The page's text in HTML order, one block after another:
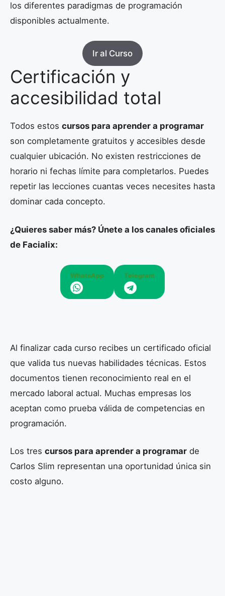
los diferentes paradigmas de programación
disponibles actualmente.
Ir al Curso
Certificación y
accesibilidad total
Todos estos cursos para aprender a programar
son completamente gratuitos y accesibles desde
cualquier ubicación. No existen restricciones de
horario ni fechas límite para completarlos. Puedes
repetir las lecciones cuantas veces necesites hasta
dominar cada concepto.
¿Quieres saber más? Únete a los canales oficiales
de Facialix:
WhatsApp Telegram
Al finalizar cada curso recibes un certificado oficial
que valida tus nuevas habilidades técnicas. Estos
documentos tienen reconocimiento real en el
mercado laboral actual. Muchas empresas los
aceptan como prueba válida de competencias en
programación.
Los tres cursos para aprender a programar de
Carlos Slim representan una oportunidad única sin
costo alguno.